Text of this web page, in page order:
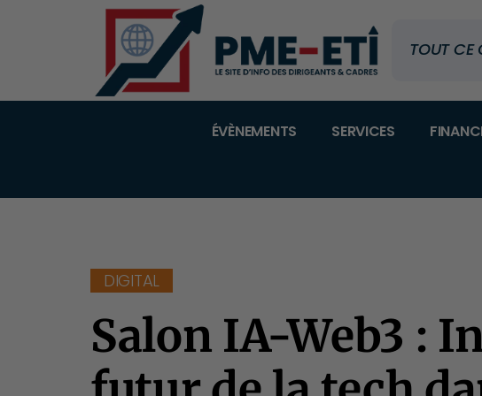
TOUT CE
ÉVÈNEMENTS SERVICES
DIGITAL
Salon IA-Web3 :